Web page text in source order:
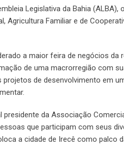
Legislativa da Bahia (ALBA),
Agricultura Familiar e de
a maior feira de negócios da
de uma macrorregião com
de desenvolvimento em
da Associação
que participam com seus
a cidade de Irecê como palco